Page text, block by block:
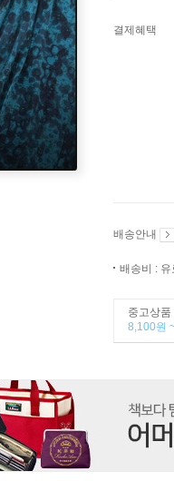
결제혜택
배송안내
배송비 :
중고상품
8,100원